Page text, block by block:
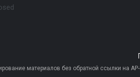
материалов без обратной ссылки на